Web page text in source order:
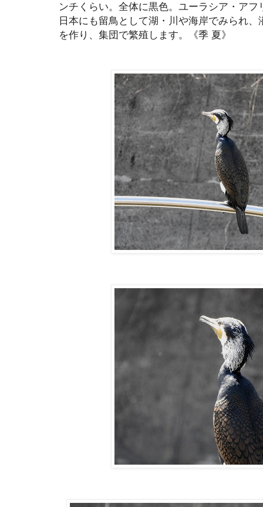
ンチくらい。全体に黒色。ユーラシア・ア
日本にも留鳥として湖・川や海岸でみられ
を作り、集団で繁殖します。《季 夏》